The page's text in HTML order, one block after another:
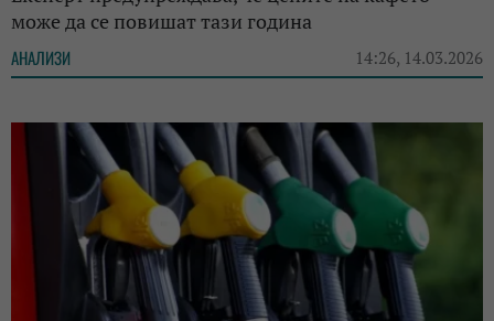
може да се повишат тази година
АНАЛИЗИ 14:26, 14.03.2026